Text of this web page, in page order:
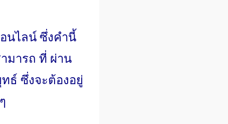
นไลน์ ซึ่งคำนี้
มารถ ที่ ผ่าน
ธ์ ซึ่งจะต้องอยู่